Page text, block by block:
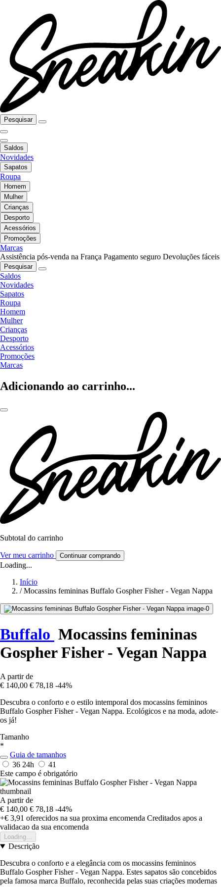
Pesquisar
Saldos
Novidades
Sapatos
Roupa
Homem
Mulher
Crianças
Desporto
Acessórios
Promoções
Marcas
Assistência pós-venda na França Pagamento seguro Devoluções fáceis
Pesquisar
Saldos
Novidades
Sapatos
Roupa
Homem
Mulher
Crianças
Desporto
Acessórios
Promoções
Marcas
Adicionando ao carrinho...
Subtotal do carrinho
Ver meu carrinho Continuar comprando
Loading...
Início
/ Mocassins femininas Buffalo Gospher Fisher - Vegan Nappa
Buffalo Mocassins femininas
Gospher Fisher - Vegan Nappa
A partir de
€ 140,00 € 78,18 -44%
Descubra o conforto e o estilo intemporal dos mocassins femininos
Buffalo Gospher Fisher - Vegan Nappa. Ecológicos e na moda, adote-
os já!
Tamanho
*
Guia de tamanhos
36 24h
41
Este campo é obrigatório
A partir de
€ 140,00 € 78,18 -44%
+€ 3,91 oferecidos na sua proxima encomenda Creditados apos a
validacao da sua encomenda
Loading...
Descrição
Descubra o conforto e a elegância com os mocassins femininos
Buffalo Gospher Fisher - Vegan Nappa. Estes sapatos são concebidos
pela famosa marca Buffalo, reconhecida pelas suas criações modernas